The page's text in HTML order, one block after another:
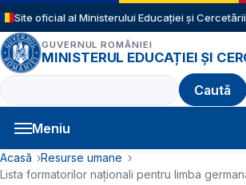
Sari la conținutul principal
Site oficial al Ministerului Educației și Cercetării
GUVERNUL ROMÂNIEI
MINISTERUL EDUCAȚIEI ȘI
Caută
Meniu
Navigație principală
Cale de navigare
Acasă
Resurse umane
Lista formatorilor naționali pentru limba